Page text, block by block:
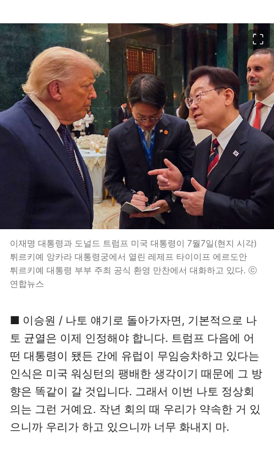
이재명 대통령과 도널드 트럼프 미국 대통령이 7월7일(현지 시각)
튀르키예 앙카라 대통령궁에서 열린 레제프 타이이프 에르도안
튀르키예 대통령 부부 주최 공식 환영 만찬에서 대화하고 있다. ⓒ
연합뉴스
■ 이승원 / 나토 얘기로 돌아가자면, 기본적으로 나
토 균열은 이제 인정해야 합니다. 트럼프 다음에 어
떤 대통령이 됐든 간에 유럽이 무임승차하고 있다는
인식은 미국 워싱턴의 팽배한 생각이기 때문에 그 방
향은 똑같이 갈 것입니다. 그래서 이번 나토 정상회
의는 그런 거예요. 작년 회의 때 우리가 약속한 거 있
으니까 우리가 하고 있으니까 너무 화내지 마.